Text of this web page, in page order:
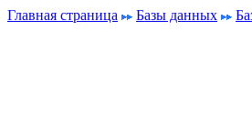
Главная страница Базы данных